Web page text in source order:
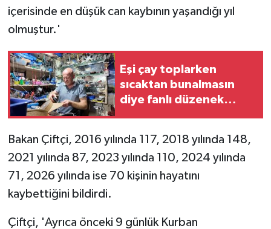
içerisinde en düşük can kaybının yaşandığı yıl
olmuştur.'
Eşi çay toplarken
sıcaktan bunalmasın
diye fanlı düzenek
Bakan Çiftçi, 2016 yılında 117, 2018 yılında 148,
2021 yılında 87, 2023 yılında 110, 2024 yılında
71, 2026 yılında ise 70 kişinin hayatını
kaybettiğini bildirdi.
Çiftçi, 'Ayrıca önceki 9 günlük Kurban